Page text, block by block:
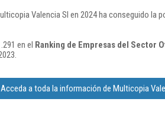
Valencia Sl en 2024 ha conseguido la
en el Ranking de Empresas del Sector
Acceda a toda la información de Multicopia